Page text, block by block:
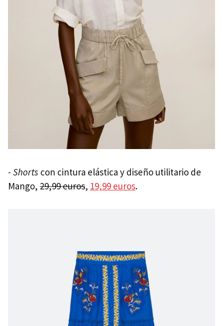
- Shorts con cintura elástica y diseño utilitario de
Mango, 29,99 euros, 19,99 euros.